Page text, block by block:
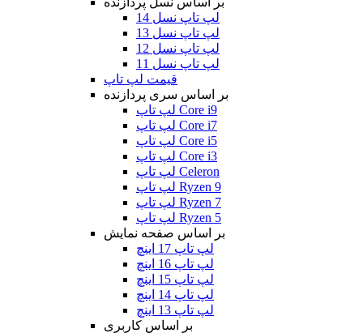
لپ تاپ نسل 14
لپ تاپ نسل 13
لپ تاپ نسل 12
لپ تاپ نسل 11
قیمت لپ تاپ
بر اساس سری پردازنده
لپ تاپ Core i9
لپ تاپ Core i7
لپ تاپ Core i5
لپ تاپ Core i3
لپ تاپ Celeron
لپ تاپ Ryzen 9
لپ تاپ Ryzen 7
لپ تاپ Ryzen 5
بر اساس صفحه نمایش
لپ تاپ 17 اینچ
لپ تاپ 16 اینچ
لپ تاپ 15 اینچ
لپ تاپ 14 اینچ
لپ تاپ 13 اینچ
بر اساس کاربری